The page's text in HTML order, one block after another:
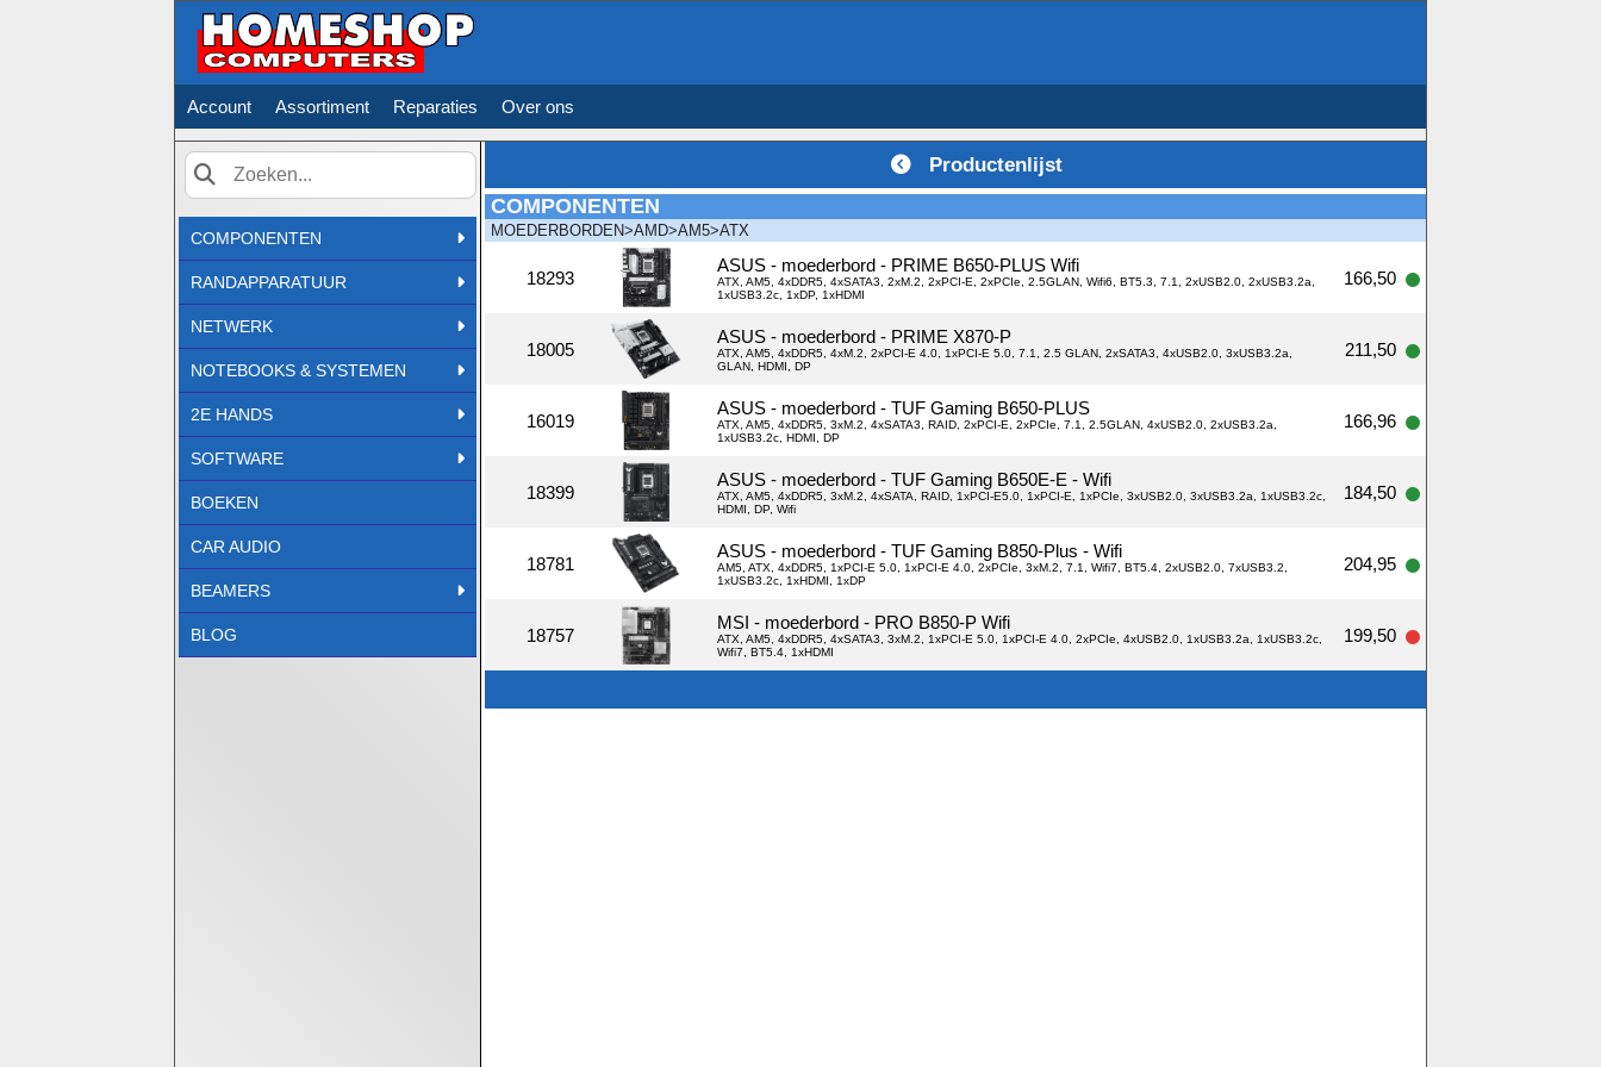
Account Assortiment Reparaties Over ons
Zoek
COMPONENTEN
RANDAPPARATUUR
NETWERK
NOTEBOOKS & SYSTEMEN
2E HANDS
SOFTWARE
BOEKEN
CAR AUDIO
BEAMERS
BLOG
Productenlijst
COMPONENTEN
MOEDERBORDEN>AMD>AM5>ATX
18293
ASUS - moederbord - PRIME B650-PLUS Wifi
ATX, AM5, 4xDDR5, 4xSATA3, 2xM.2, 2xPCI-E, 2xPCIe, 2.5GLAN, Wifi6, BT5.3, 7.1, 2xUSB2.0, 2xUSB3.2a,
1xUSB3.2c, 1xDP, 1xHDMI
166,50
18005
ASUS - moederbord - PRIME X870-P
ATX, AM5, 4xDDR5, 4xM.2, 2xPCI-E 4.0, 1xPCI-E 5.0, 7.1, 2.5 GLAN, 2xSATA3, 4xUSB2.0, 3xUSB3.2a,
GLAN, HDMI, DP
211,50
16019
ASUS - moederbord - TUF Gaming B650-PLUS
ATX, AM5, 4xDDR5, 3xM.2, 4xSATA3, RAID, 2xPCI-E, 2xPCIe, 7.1, 2.5GLAN, 4xUSB2.0, 2xUSB3.2a,
1xUSB3.2c, HDMI, DP
166,96
18399
ASUS - moederbord - TUF Gaming B650E-E - Wifi
ATX, AM5, 4xDDR5, 3xM.2, 4xSATA, RAID, 1xPCI-E5.0, 1xPCI-E, 1xPCIe, 3xUSB2.0, 3xUSB3.2a, 1xUSB3.2c,
HDMI, DP, Wifi
184,50
18781
ASUS - moederbord - TUF Gaming B850-Plus - Wifi
AM5, ATX, 4xDDR5, 1xPCI-E 5.0, 1xPCI-E 4.0, 2xPCIe, 3xM.2, 7.1, Wifi7, BT5.4, 2xUSB2.0, 7xUSB3.2,
1xUSB3.2c, 1xHDMI, 1xDP
204,95
18757
MSI - moederbord - PRO B850-P Wifi
ATX, AM5, 4xDDR5, 4xSATA3, 3xM.2, 1xPCI-E 5.0, 1xPCI-E 4.0, 2xPCIe, 4xUSB2.0, 1xUSB3.2a, 1xUSB3.2c,
Wifi7, BT5.4, 1xHDMI
199,50